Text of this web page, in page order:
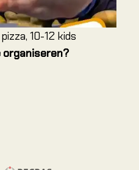
Familie
10-12 kids